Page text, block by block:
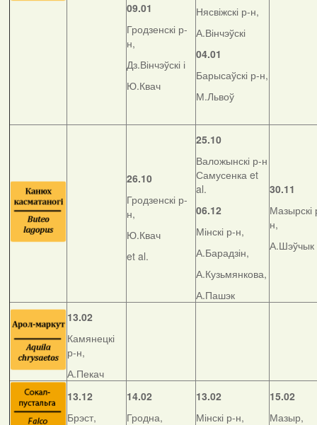
09.01
Гродзенскі р-
н,
Дз.Вінчэўскі і
Ю.Квач
Нясвіжскі р-н,
А.Вінчэўскі
04.01
Барысаўскі р-н,
М.Львоў
26.10
Гродзенскі р-
н,
Ю.Квач
et al.
25.10
Валожынскі р-н
Самусенка et
al.
06.12
Мінскі р-н,
А.Барадзін,
А.Кузьмянкова,
А.Пашэк
30.11
Мазырскі
н,
А.Шэўчык
13.02
Камянецкі
р-н,
А.Пекач
13.12
Брэст,
14.02
Гродна,
13.02
Мінскі р-н,
15.02
Мазыр,